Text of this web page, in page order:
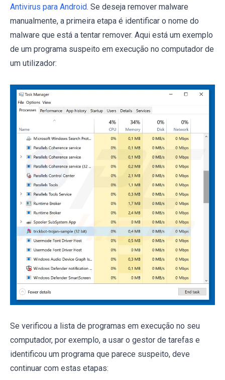
Antivirus para Android. Se deseja remover malware
manualmente, a primeira etapa é identificar o nome do
malware que está a tentar remover. Aqui está um exemplo
de um programa suspeito em execução no computador de
um utilizador:
Se verificou a lista de programas em execução no seu
computador, por exemplo, a usar o gestor de tarefas e
identificou um programa que parece suspeito, deve
continuar com estas etapas: